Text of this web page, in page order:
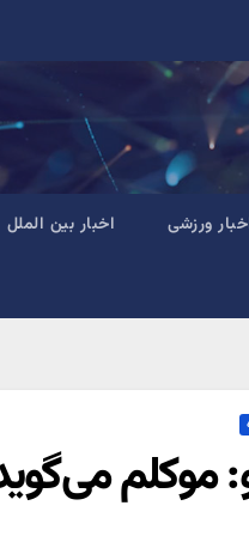
ورزشی اخبار بین الملل
موکلم می‌گوید